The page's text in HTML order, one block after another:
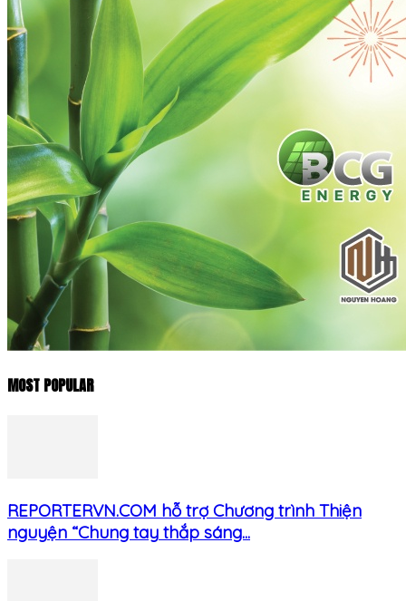
MOST POPULAR
REPORTERVN.COM hỗ trợ Chương trình Thiện
nguyện “Chung tay thắp sáng...